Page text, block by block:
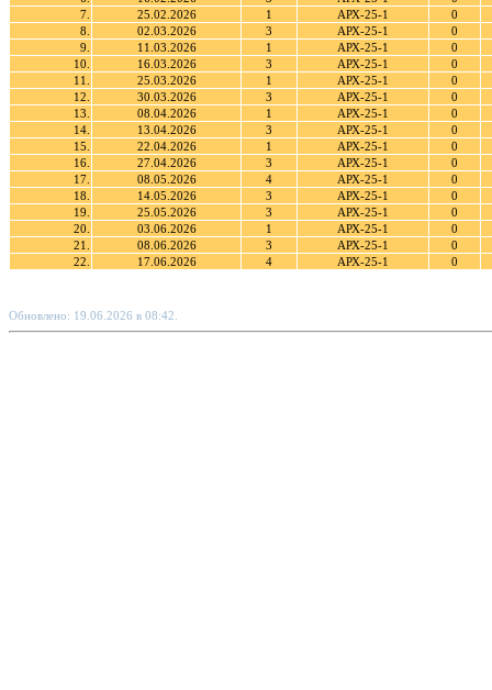
7.
25.02.2026 1 АРХ-25-1
0
8.
02.03.2026 3 АРХ-25-1
0
9.
11.03.2026 1 АРХ-25-1
0
10.
16.03.2026 3 АРХ-25-1
0
11.
25.03.2026 1 АРХ-25-1
0
12.
30.03.2026 3 АРХ-25-1
0
13.
08.04.2026 1 АРХ-25-1
0
14.
13.04.2026 3 АРХ-25-1
0
15.
22.04.2026 1 АРХ-25-1
0
16.
27.04.2026 3 АРХ-25-1
0
17.
08.05.2026 4 АРХ-25-1
0
18.
14.05.2026 3 АРХ-25-1
0
19.
25.05.2026 3 АРХ-25-1
0
20.
03.06.2026 1 АРХ-25-1
0
21.
08.06.2026 3 АРХ-25-1
0
22.
17.06.2026 4 АРХ-25-1 0
Обновлено: 19.06.2026 в 08:42.